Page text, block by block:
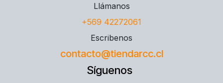
Llámanos
+569 42272061
Escribenos
contacto@tiendarcc.cl
Síguenos